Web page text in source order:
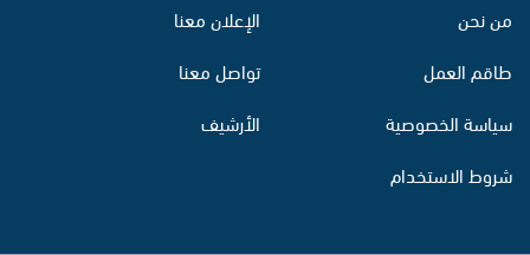
من نحن
طاقم العمل
سياسة الخصوصية
شروط الاستخدام
الإعلان معنا
تواصل معنا
الأرشيف